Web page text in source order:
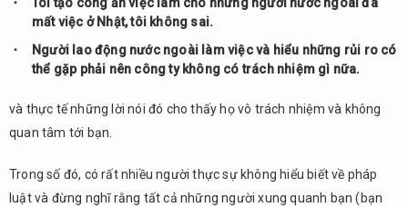
mất việc ở Nhật, tôi không sai.
Người lao động nước ngoài làm việc và hiểu những rủi ro có
thể gặp phải nên công ty không có trách nhiệm gì nữa.
và thực tế những lời nói đó cho thấy họ vô trách nhiệm và không
quan tâm tới bạn.
Trong số đó, có rất nhiều người thực sự không hiểu biết về pháp
luật và đừng nghĩ rằng tất cả những người xung quanh bạn (bạn